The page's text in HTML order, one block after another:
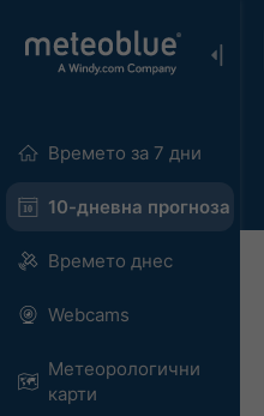
Времето за 7 дни
10-дневна прогноза
Времето днес
Webcams
Метеорологични
карти